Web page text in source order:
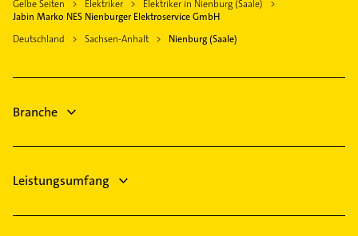
Aken (Elbe)
Schönebeck (Elbe)
Gerbstedt
Südliches Anhalt
Heizungsfirmen
Physiotherapie
Immobilien
Immobilienmakler
Gelbe Seiten Elektriker
Elektriker in Nienburg (Saale)
Jabin Marko NES Nienburger Elektroservice GmbH
Deutschland
Sachsen-Anhalt Nienburg (Saale)
Branche
Leistungsumfang